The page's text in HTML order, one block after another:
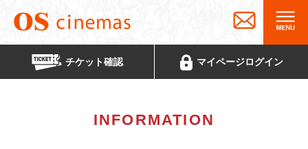
チケット確認 マイページログイン
INFORMATION